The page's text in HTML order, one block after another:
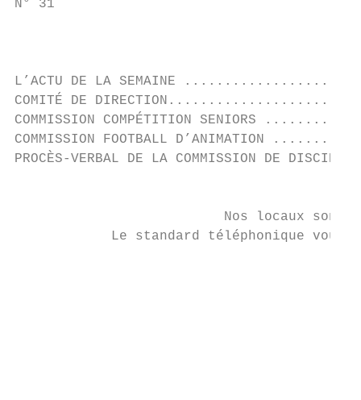
N° 31
L’ACTU DE LA SEMAINE
COMITÉ DE
COMMISSION COMPÉTITION
COMMISSION FOOTBALL
PROCÈS-VERBAL DE LA
Nos locaux sont
Le standard téléphonique vous